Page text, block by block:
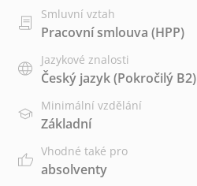
Smluvní vztah
Pracovní smlouva (HPP)
Jazykové znalosti
Český jazyk(Pokročilý B2)
Minimální vzdělání
Základní
Vhodné také pro
absolventy